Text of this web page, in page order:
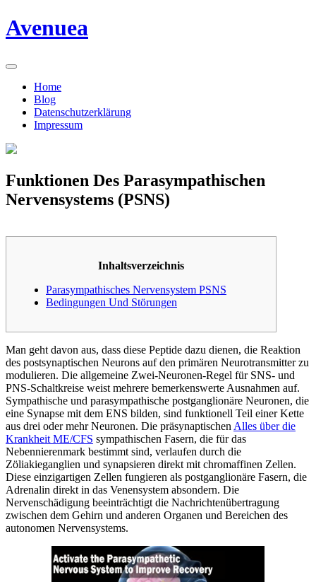
Skip
to
Avenuea
Home
Blog
Datenschutzerklärung
Impressum
Funktionen Des Parasympathischen
Nervensystems (PSNS)
Inhaltsverzeichnis
Parasympathisches Nervensystem PSNS
Bedingungen Und Störungen
Man geht davon aus, dass diese Peptide dazu dienen, die Reaktion
des postsynaptischen Neurons auf den primären Neurotransmitter zu
modulieren. Die allgemeine Zwei-Neuronen-Regel für SNS- und
PNS-Schaltkreise weist mehrere bemerkenswerte Ausnahmen auf.
Sympathische und parasympathische postganglionäre Neuronen, die
eine Synapse mit dem ENS bilden, sind funktionell Teil einer Kette
aus drei oder mehr Neuronen. Die präsynaptischen Alles über die
Krankheit ME/CFS sympathischen Fasern, die für das
Nebennierenmark bestimmt sind, verlaufen durch die
Zöliakieganglien und synapsieren direkt mit chromaffinen Zellen.
Diese einzigartigen Zellen fungieren als postganglionäre Fasern, die
Adrenalin direkt in das Venensystem absondern. Die
Nervenschädigung beeinträchtigt die Nachrichtenübertragung
zwischen dem Gehirn und anderen Organen und Bereichen des
autonomen Nervensystems.